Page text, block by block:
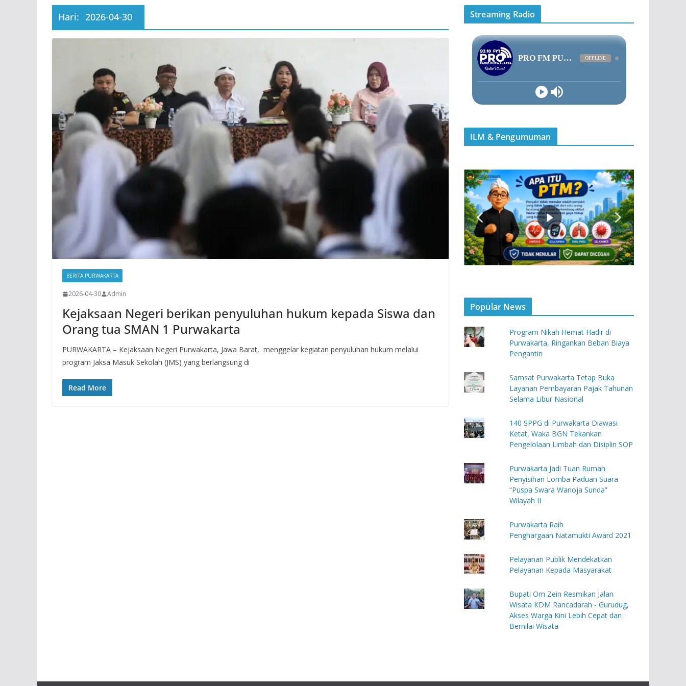
Hari: 2026-04-30
BERITA PURWAKARTA
2026-04-30 Admin
Kejaksaan Negeri berikan penyuluhan hukum kepada Siswa dan
Orang tua SMAN 1 Purwakarta
PURWAKARTA – Kejaksaan Negeri Purwakarta, Jawa Barat, menggelar kegiatan penyuluhan hukum melalui
program Jaksa Masuk Sekolah (JMS) yang berlangsung di
Read More
Streaming Radio
ILM & Pengumuman
Popular News
Program Nikah Hemat Hadir di
Purwakarta, Ringankan Beban Biaya
Pengantin
Samsat Purwakarta Tetap Buka
Layanan Pembayaran Pajak Tahunan
Selama Libur Nasional
140 SPPG di Purwakarta Diawasi
Ketat, Waka BGN Tekankan
Pengelolaan Limbah dan Disiplin SOP
Purwakarta Jadi Tuan Rumah
Penyisihan Lomba Paduan Suara
“Puspa Swara Wanoja Sunda”
Wilayah II
Purwakarta Raih
Penghargaan Natamukti Award 2021
Pelayanan Publik Mendekatkan
Pelayanan Kepada Masyarakat
Bupati Om Zein Resmikan Jalan
Wisata KDM Rancadarah - Gurudug,
Akses Warga Kini Lebih Cepat dan
Bernilai Wisata